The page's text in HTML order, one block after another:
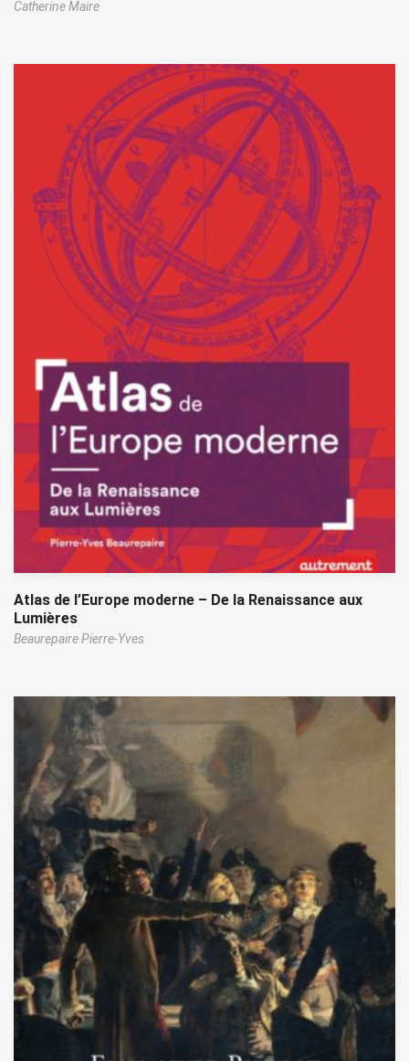
Catherine Maire
Atlas de l’Europe moderne – De la Renaissance aux
Lumières
Beaurepaire Pierre-Yves